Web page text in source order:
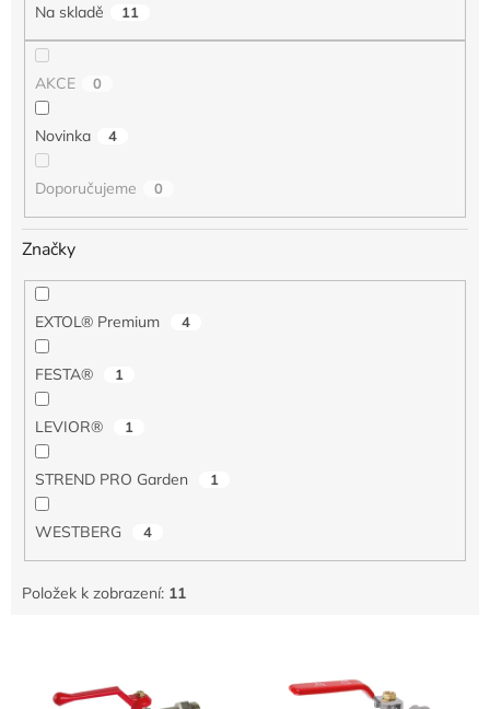
Na skladě 11
AKCE 0
Novinka 4
Doporučujeme 0
Značky
EXTOL® Premium 4
FESTA® 1
LEVIOR® 1
STREND PRO Garden 1
WESTBERG 4
Položek k zobrazení: 11